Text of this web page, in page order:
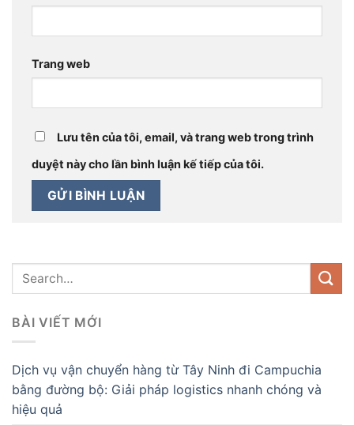
Trang web
Lưu tên của tôi, email, và trang web trong trình
duyệt này cho lần bình luận kế tiếp của tôi.
BÀI VIẾT MỚI
Dịch vụ vận chuyển hàng từ Tây Ninh đi Campuchia
bằng đường bộ: Giải pháp logistics nhanh chóng và
hiệu quả